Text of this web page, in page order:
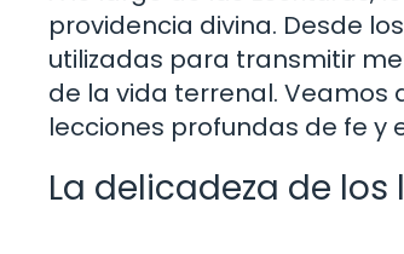
providencia divina. Desde
utilizadas para transmitir
de la vida terrenal. Veamos
lecciones profundas de fe y
La delicadeza de